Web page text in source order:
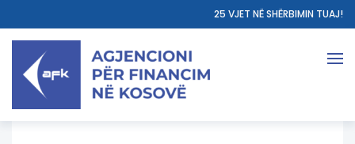
25 VJET NË SHËRBIMIN TUAJ!